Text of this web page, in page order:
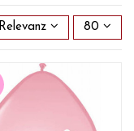
Relevanz 80